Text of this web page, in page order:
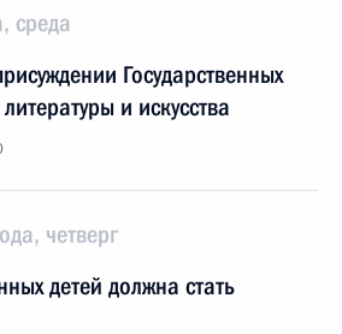
среда
Государственных
и искусства
четверг
детей должна стать